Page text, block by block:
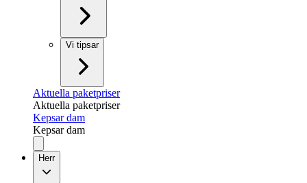
Vi tipsar
Aktuella paketpriser
Aktuella paketpriser
Kepsar dam
Kepsar dam
Herr